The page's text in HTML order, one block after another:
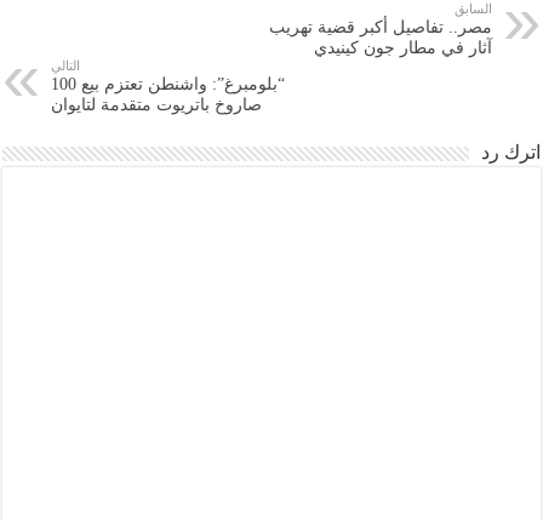
السابق
مصر.. تفاصيل أكبر قضية تهريب
آثار في مطار جون كينيدي
التالي
“بلومبرغ”: واشنطن تعتزم بيع 100
صاروخ باتريوت متقدمة لتايوان
اترك رد